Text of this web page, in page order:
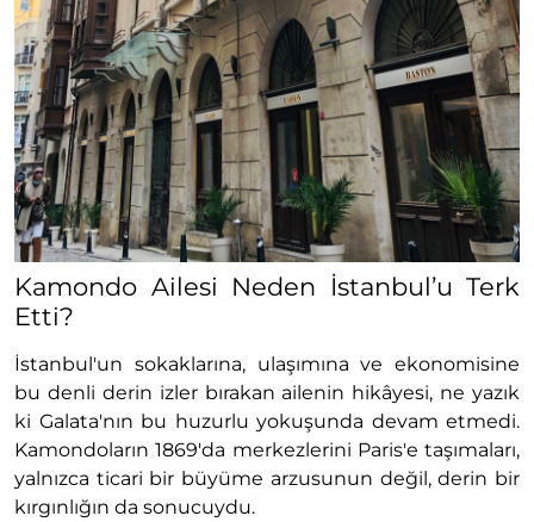
Kamondo Ailesi Neden İstanbul’u Terk
Etti?
İstanbul'un sokaklarına, ulaşımına ve ekonomisine
bu denli derin izler bırakan ailenin hikâyesi, ne yazık
ki Galata'nın bu huzurlu yokuşunda devam etmedi.
Kamondoların 1869'da merkezlerini Paris'e taşımaları,
yalnızca ticari bir büyüme arzusunun değil, derin bir
kırgınlığın da sonucuydu.